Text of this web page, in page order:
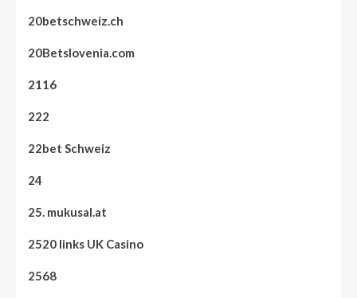
20betschweiz.ch
20Betslovenia.com
2116
222
22bet Schweiz
24
25. mukusal.at
2520 links UK Casino
2568